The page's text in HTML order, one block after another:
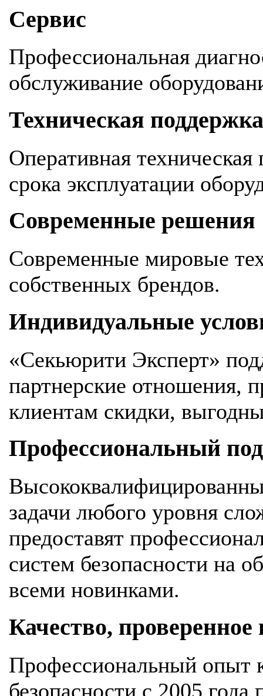
Сервис
Профессиональная
обслуживание
Техническая поддержка
Оперативная техническая
срока эксплуатации
Современные решения
Современные мировые
собственных брендов.
Индивидуальные
«Секьюрити Эксперт»
партнерские отношения,
клиентам скидки,
Профессиональный
задачи любого уровня
предоставят
систем безопасности на
всеми новинками.
Качество,
Профессиональный опыт
безопасности с 2005 года